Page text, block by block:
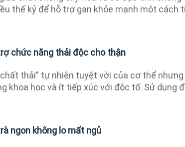
thế kỷ để hỗ trợ gan khỏe mạnh một cách
chức năng thải độc cho thận
thải” tự nhiên tuyệt vời của cơ thể nhưng
khoa học và ít tiếp xúc với độc tố. Sử dụng
ngon không lo mất ngủ